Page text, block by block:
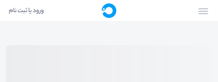
ورود یا ثبت نام